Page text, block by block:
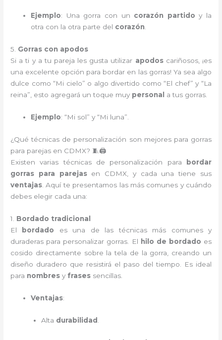
Ejemplo: Una gorra con un corazón partido y la
otra con la otra parte del corazón.
5. Gorras con apodos
Si a ti y a tu pareja les gusta utilizar apodoscariñosos, ¡es
una excelente opción para bordar en las gorras! Ya sea algo
dulce como “Mi cielo” o algo divertido como “El chef” y “La
reina”, esto agregará un toque muy personal a tus gorras.
Ejemplo: “Mi sol” y “Mi luna”.
¿Qué técnicas de personalización son mejores para gorras
para parejas en CDMX? 🧵🖨️
Existen varias técnicas de personalización para
bordar
gorras para parejasen CDMX, y cada una tiene sus
ventajas . Aquí te presentamos las más comunes y cuándo
debes elegir cada una:
1. Bordado tradicional
El
bordado es una de las técnicas más comunes y
duraderas para personalizar gorras. El hilo de bordado es
cosido directamente sobre la tela de la gorra, creando un
diseño duradero que resistirá el paso del tiempo. Es ideal
para nombres y frases sencillas.
Ventajas:
Alta durabilidad